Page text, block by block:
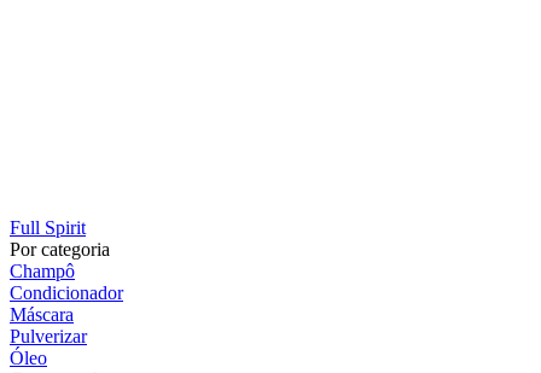
Full Spirit
Por categoria
Champô
Condicionador
Máscara
Pulverizar
Óleo